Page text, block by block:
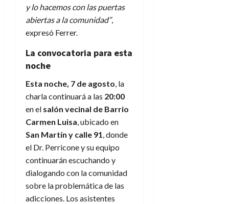
y lo hacemos con las puertas
abiertas a la comunidad”,
expresó Ferrer.
La convocatoria para esta
noche
Esta noche, 7 de agosto, la
charla continuará a las 20:00
en el salón vecinal de Barrio
Carmen Luisa, ubicado en
San Martín y calle 91, donde
el Dr. Perricone y su equipo
continuarán escuchando y
dialogando con la comunidad
sobre la problemática de las
adicciones. Los asistentes